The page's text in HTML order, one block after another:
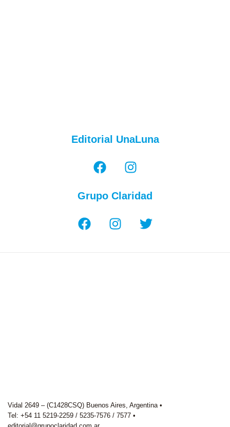
Editorial UnaLuna
Grupo Claridad
Vidal 2649 – (C1428CSQ) Buenos Aires, Argentina •
Tel: +54 11 5219-2259 / 5235-7576 / 7577 •